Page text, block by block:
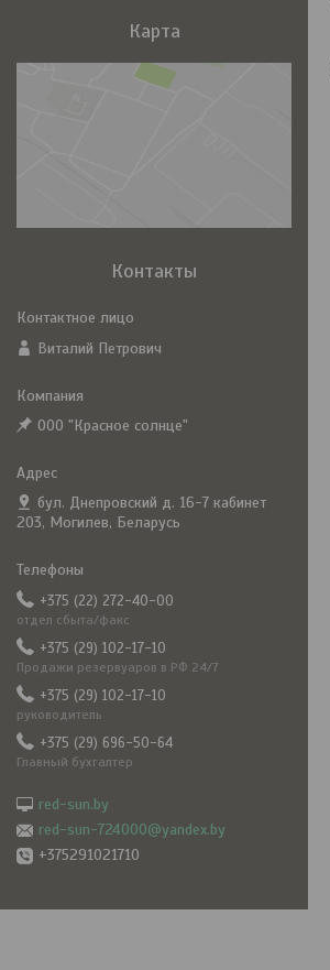
Карта
Контакты
Виталий Петрович
ООО "Красное солнце"
бул. Днепровский д. 16-7 кабинет
203, Могилев, Беларусь
+375 (22) 272-40-00
отдел сбыта/факс
+375 (29) 102-17-10
Продажи резервуаров в РФ 24/7
+375 (29) 102-17-10
руководитель
+375 (29) 696-50-64
Главный бухгалтер
red-sun.by
red-sun-724000@yandex.by
+375291021710